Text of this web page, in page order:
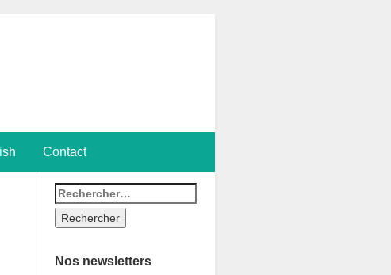
Contact
Nos newsletters